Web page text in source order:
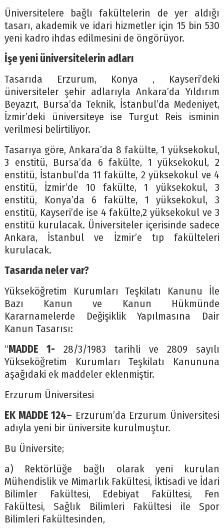
Üniversitelere bağlı fakültelerin de yer aldığı
tasarı, akademik ve idari hizmetler için 15 bin 530
yeni kadro ihdas edilmesini de öngörüyor.
İşe yeni üniversitelerin adları
Tasarıda Erzurum, Konya , Kayseri’deki
üniversiteler şehir adlarıyla Ankara’da Yıldırım
Beyazıt, Bursa’da Teknik, İstanbul’da Medeniyet,
İzmir’deki üniversiteye ise Turgut Reis isminin
verilmesi belirtiliyor.
Tasarıya göre, Ankara’da 8 fakülte, 1 yüksekokul,
3 enstitü, Bursa’da 6 fakülte, 1 yüksekokul, 2
enstitü, İstanbul’da 11 fakülte, 2 yüksekokul ve 4
enstitü, İzmir’de 10 fakülte, 1 yüksekokul, 3
enstitü, Konya’da 6 fakülte, 1 yüksekokul, 3
enstitü, Kayseri’de ise 4 fakülte,2 yüksekokul ve 3
enstitü kurulacak. Üniversiteler içerisinde sadece
Ankara, İstanbul ve İzmir’e tıp fakülteleri
kurulacak.
Tasarıda neler var?
Yükseköğretim Kurumları Teşkilatı Kanunu İle
Bazı Kanun ve Kanun Hükmünde
Kararnamelerde Değişiklik Yapılmasına Dair
Kanun Tasarısı:
“MADDE 1- 28/3/1983 tarihli ve 2809 sayılı
Yükseköğretim Kurumları Teşkilatı Kanununa
aşağıdaki ek maddeler eklenmiştir.
Erzurum Üniversitesi
EK MADDE 124– Erzurum’da Erzurum Üniversitesi
adıyla yeni bir üniversite kurulmuştur.
Bu Üniversite;
a) Rektörlüğe bağlı olarak yeni kurulan
Mühendislik ve Mimarlık Fakültesi, İktisadi ve İdari
Bilimler Fakültesi, Edebiyat Fakültesi, Fen
Fakültesi, Sağlık Bilimleri Fakültesi ile Spor
Bilimleri Fakültesinden,